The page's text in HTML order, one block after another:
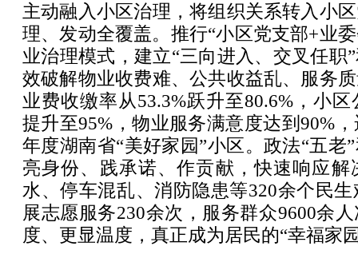
主动融入小区治理，将组织关系转入小
理、发动全覆盖。推行“小区党支部+业
业治理模式，建立“三向进入、交叉任职
效破解物业收费难、公共收益乱、服务
业费收缴率从53.3%跃升至80.6%，小
提升至95%，物业服务满意度达到90%
年度湖南省“美好家园”小区。政法“五老
亮身份、践承诺、作贡献，快速响应解
水、停车混乱、消防隐患等320余个民
展志愿服务230余次，服务群众9600余
度、更显温度，真正成为居民的“幸福家